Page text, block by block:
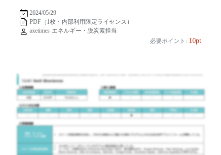
2024/05/29
PDF（1枚・内部利用限定ライセンス）
axetimes エネルギー・脱炭素担当
必要ポイント: 10pt